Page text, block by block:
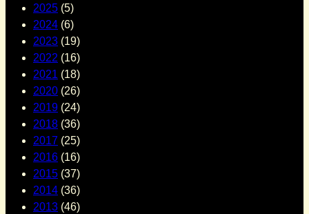
2025 (5)
2024 (6)
2023 (19)
2022 (16)
2021 (18)
2020 (26)
2019 (24)
2018 (36)
2017 (25)
2016 (16)
2015 (37)
2014 (36)
2013 (46)